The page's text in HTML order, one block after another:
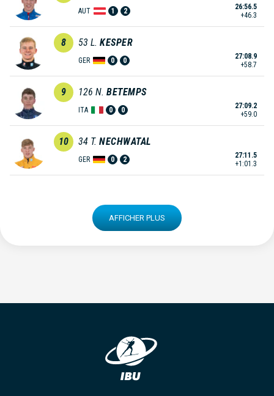
AUT 1 2
26:56.5
+46.3
8 53 L. KESPER
GER 0 0
27:08.9
+58.7
9 126 N. BETEMPS
ITA 0 0
27:09.2
+59.0
10 34 T. NECHWATAL
GER 0 2
27:11.5
+1:01.3
AFFICHER PLUS